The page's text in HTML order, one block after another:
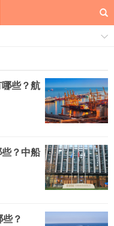
些？航
？中船
？